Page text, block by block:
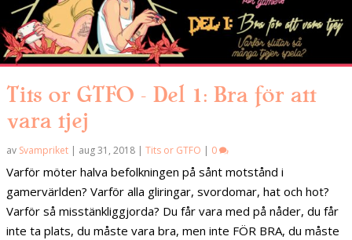
Tits or GTFO – Del 1: Bra för att
vara tjej
av Svampriket | aug 31, 2018 | Tits or GTFO | 0
Varför möter halva befolkningen på sånt motstånd i
gamervärlden? Varför alla gliringar, svordomar, hat och hot?
Varför så misstänkliggjorda? Du får vara med på nåder, du får
inte ta plats, du måste vara bra, men inte FÖR BRA, du måste